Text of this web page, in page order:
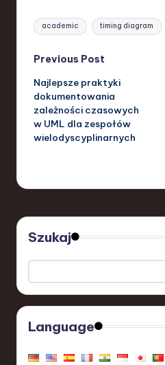
Tags:
academic timing diagram
Post
navigation
Previous Post
Najlepsze praktyki
dokumentowania
zależności czasowych
w UML dla zespołów
wielodyscyplinarnych
Szukaj
Language